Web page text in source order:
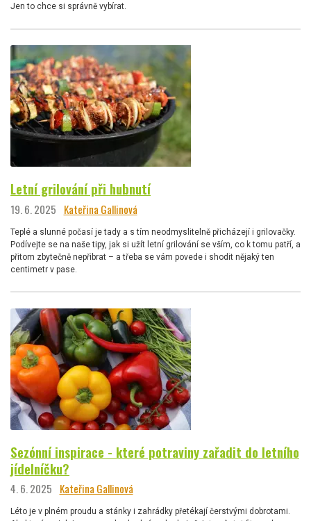
Jen to chce si správně vybírat.
Letní grilování při hubnutí
19. 6. 2025 Kateřina Gallinová
Teplé a slunné počasí je tady a s tím neodmyslitelně přicházejí i grilovačky.
Podívejte se na naše tipy, jak si užít letní grilování se vším, co k tomu patří, a
přitom zbytečně nepřibrat – a třeba se vám povede i shodit nějaký ten
centimetr v pase.
Sezónní inspirace - které potraviny zařadit do letního
jídelníčku?
4. 6. 2025 Kateřina Gallinová
Léto je v plném proudu a stánky i zahrádky přetékají čerstvými dobrotami.